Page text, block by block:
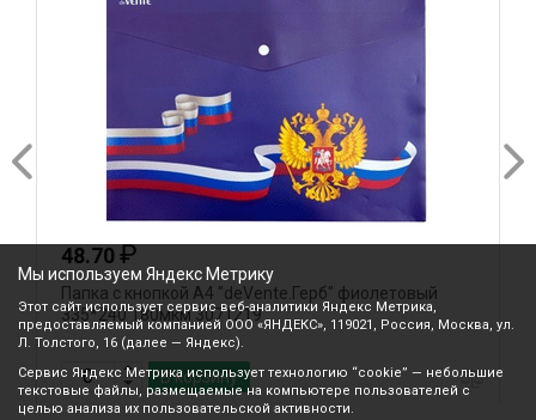
48.70₽
Папка с кнопкой А4 "deVente.Герб" фиолетовый
335*240 180мкм 3071219
В корзину
Мы используем Яндекс Метрику
Этот сайт использует сервис веб-аналитики Яндекс Метрика,
предоставляемый компанией ООО «ЯНДЕКС», 119021, Россия, Москва, ул.
Л. Толстого, 16 (далее — Яндекс).
Сервис Яндекс Метрика использует технологию “cookie” — небольшие
текстовые файлы, размещаемые на компьютере пользователей с
целью анализа их пользовательской активности.